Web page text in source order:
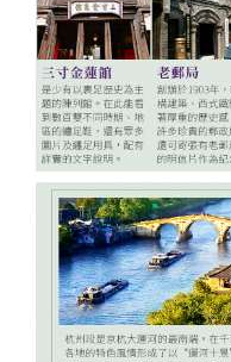
道機
加酒
台中
出
發．
沖繩
機加
酒．
高雄
出
發．
東
京．
日本
麗水】
星球水
族館、
順天灣
國家園
林、
LUGE
渠道滑
車+纜
車、泰
迪熊博
麗水】
LUGE
渠道滑
車+纜
車、泰
迪熊博
物館、
巨濟
島、海
金剛船
遊、天
桃園
出
發．
哈爾
濱．
內
桃園
出
發．
絲
路．
南北
【邂逅
峴港】
優雅在
峴四星
【虎力
全開夯
玩峴
港】巴
８日～
歌劇院
入內、
雙城遊
船、螃
蟹河生
態、無
尾熊抱
抱（中
華航
空）
～入住
五星希
爾頓飯
店１
晚、雙
遊船、
加贈雪
梨夜遊
立陶
宛
港出
發）
隆港出
發）
出發 )